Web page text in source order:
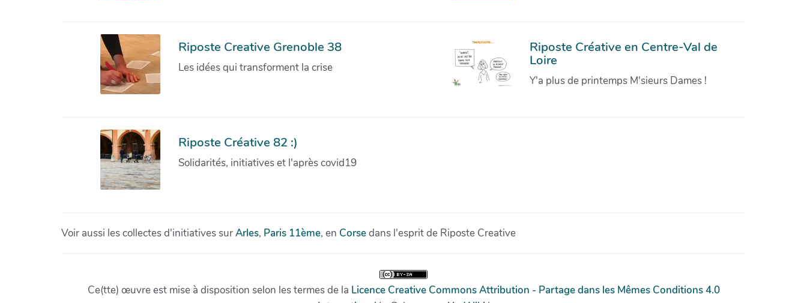
Riposte Creative Grenoble 38
Les idées qui transforment la crise
Riposte Créative en Centre-Val de
Loire
Y'a plus de printemps M'sieurs Dames !
Riposte Créative 82 :)
Solidarités, initiatives et l'après covid19
Voir aussi les collectes d'initiatives surArles, Paris 11ème, en Corsedans l'esprit de Riposte Creative
Ce(tte) œuvre est mise à disposition selon les termes de la Licence Creative Commons Attribution - Partage dans les Mêmes Conditions 4.0